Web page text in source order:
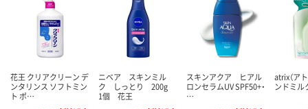
花王 クリアクリーン デ
ンタリンス ソフトミン
ト ポ…
ニベア スキンミル
ク しっとり 200g
1個 花王
スキンアクア ヒアル
ロンセラムUV SPF50+・
…
atrix（ア
ンドミ